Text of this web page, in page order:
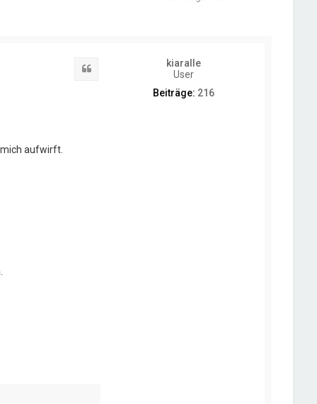
kiaralle
User
Beiträge: 216
mich aufwirft.